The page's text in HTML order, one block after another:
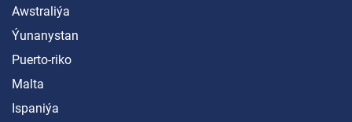
Awstraliýa
Ýunanystan
Puerto-riko
Malta
Ispaniýa